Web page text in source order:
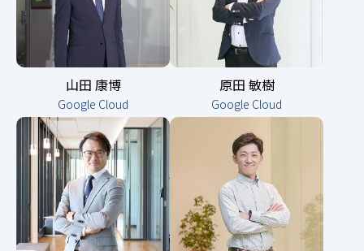
山田 康博
Google Cloud
原田 敏樹
Google Cloud